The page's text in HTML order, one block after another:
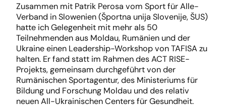
Zusammen mit Patrik Perosa vom Sport für Alle-
Verband in Slowenien (Športna unija Slovenije, ŠUS)
hatte ich Gelegenheit mit mehr als 50
Teilnehmenden aus Moldau, Rumänien und der
Ukraine einen Leadership-Workshop von TAFISA zu
halten. Er fand statt im Rahmen des ACT RISE-
Projekts, gemeinsam durchgeführt von der
Rumänischen Sportagentur, des Ministeriums für
Bildung und Forschung Moldau und des relativ
neuen All-Ukrainischen Centers für Gesundheit.